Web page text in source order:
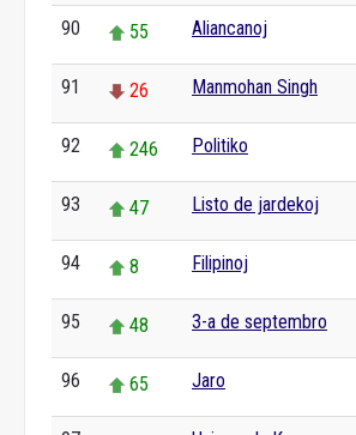
90 55 Aliancanoj
91 26 Manmohan Singh
92 246 Politiko
93 47 Listo de jardekoj
94 8 Filipinoj
95 48 3-a de septembro
96 65 Jaro